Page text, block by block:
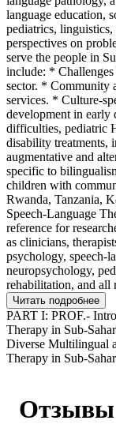
language education,
pediatrics,
perspectives on
serve the people in
include: * Challenges
sector. * Community
services. * Culture-
development in
difficulties, pediatric
disability treatments,
augmentative and
specific to
children with
Rwanda, Tanzania,
Speech-Language
reference for
as clinicians,
psychology, speech-
neuropsychology,
rehabilitation, and all
Читать подробнее
PART I: PROF.-
Therapy in Sub-
Diverse Multilingual
Therapy in Sub-
Отзывы